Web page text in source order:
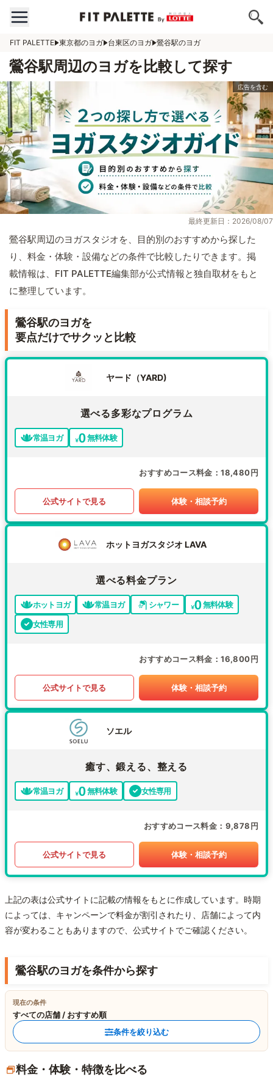
FIT PALETTE 東京都のヨガ 台東区のヨガ 鶯谷駅のヨガ
鶯谷駅周辺のヨガを比較して探す
最終更新日：2026/08/07
鶯谷駅周辺のヨガスタジオを、目的別のおすすめから探した
り、料金・体験・設備などの条件で比較したりできます。掲
載情報は、FIT PALETTE編集部が公式情報と独自取材をもと
に整理しています。
鶯谷駅のヨガを
要点だけでサクッと比較
ヤード（YARD)
選べる多彩なプログラム
常温ヨガ 無料体験
おすすめコース料金 18,480円
公式サイトで見る 体験・相談予約
ホットヨガスタジオ LAVA
選べる料金プラン
ホットヨガ 常温ヨガ シャワー
無料体験
女性専用
おすすめコース料金 16,800円
公式サイトで見る 体験・相談予約
ソエル
癒す、鍛える、整える
常温ヨガ 無料体験 女性専用
おすすめコース料金 9,878円
公式サイトで見る 体験・相談予約
上記の表は公式サイトに記載の情報をもとに作成しています。時期
によっては、キャンペーンで料金が割引されたり、店舗によって内
容が変わることもありますので、公式サイトでご確認ください。
鶯谷駅のヨガを条件から探す
現在の条件
すべての店舗 / おすすめ順
条件を絞り込む
料金・体験・特徴を比べる